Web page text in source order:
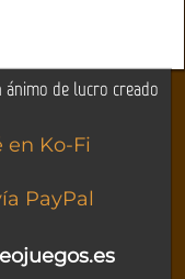
ánimo de lucro creado
en Ko-Fi
PayPal